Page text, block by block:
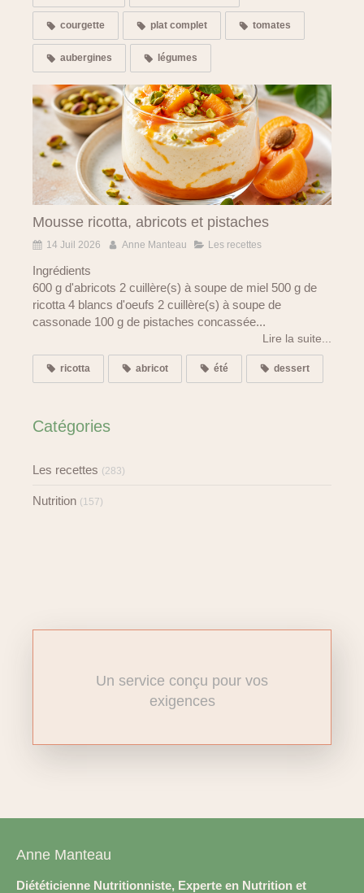
courgette plat complet tomates
aubergines légumes
Mousse ricotta, abricots et pistaches
14 Juil 2026 Anne Manteau Les recettes
Ingrédients
600 g d'abricots 2 cuillère(s) à soupe de miel 500 g de
ricotta 4 blancs d'oeufs 2 cuillère(s) à soupe de
cassonade 100 g de pistaches concassée...
Lire la suite...
ricotta abricot été dessert
Catégories
Les recettes (283)
Nutrition (157)
Un service conçu pour vos
exigences
Anne Manteau
Diététicienne Nutritionniste, Experte en Nutrition et